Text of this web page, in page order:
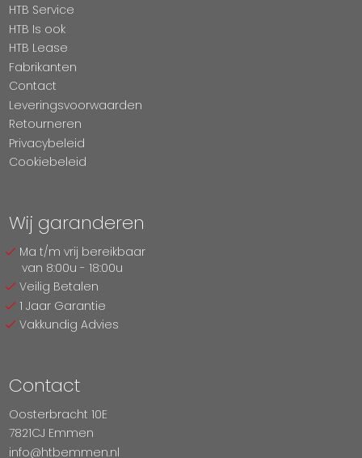
HTB Service
HTB Is ook
HTB Lease
Fabrikanten
Contact
Leveringsvoorwaarden
Retourneren
Privacybeleid
Cookiebeleid
Wij garanderen
Ma t/m vrij bereikbaar
van 8:00u - 18:00u
Veilig Betalen
1 Jaar Garantie
Vakkundig Advies
Contact
Oosterbracht 10E
7821CJ Emmen
info@htbemmen.nl